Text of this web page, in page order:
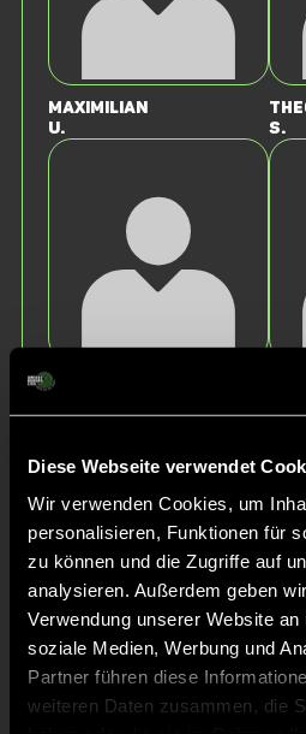
Diese Webseite verwendet
Wir verwenden Cookies, um
personalisieren, Funktionen für
zu können und die Zugriffe auf
analysieren. Außerdem geben
Verwendung unserer Website
soziale Medien, Werbung und
Partner führen diese
weiteren Daten zusammen, die
Maximilian
U.
S.
Paul
Ostkar
F.
G.